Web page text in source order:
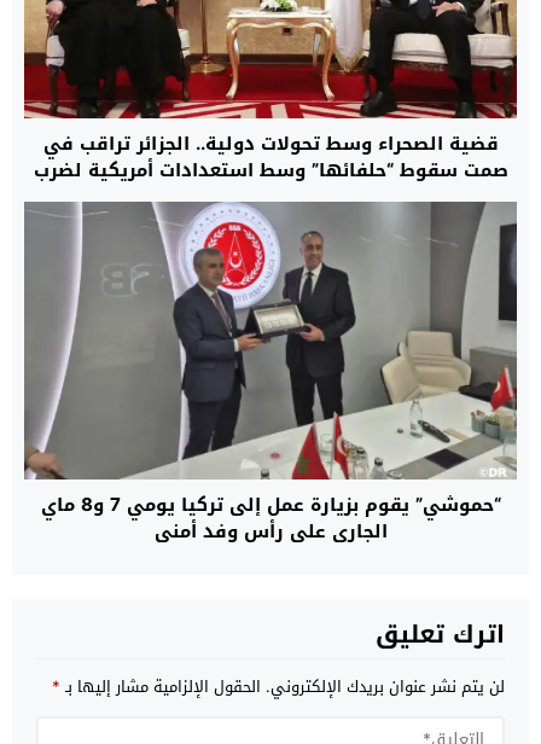
قضية الصحراء وسط تحولات دولية.. الجزائر تراقب في
صمت سقوط “حلفائها” وسط استعدادات أمريكية لضرب
إيران
“حموشي” يقوم بزيارة عمل إلى تركيا يومي 7 و8 ماي
الجاري على رأس وفد أمني
اترك تعليق
لن يتم نشر عنوان بريدك الإلكتروني. الحقول الإلزامية مشار إليها بـ*